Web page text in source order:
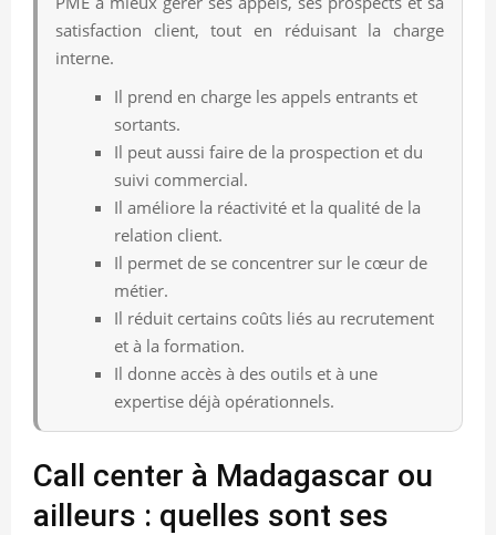
satisfaction client, tout en réduisant la charge
interne.
Il prend en charge les appels entrants et
sortants.
Il peut aussi faire de la prospection et du
suivi commercial.
Il améliore la réactivité et la qualité de la
relation client.
Il permet de se concentrer sur le cœur de
métier.
Il réduit certains coûts liés au recrutement
et à la formation.
Il donne accès à des outils et à une
expertise déjà opérationnels.
Call center à Madagascar ou
ailleurs : quelles sont ses